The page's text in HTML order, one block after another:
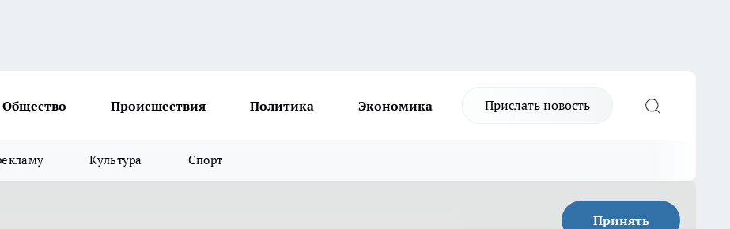
Общество Происшествия Политика Экономика Прислать новость
Культура Спорт
Принять